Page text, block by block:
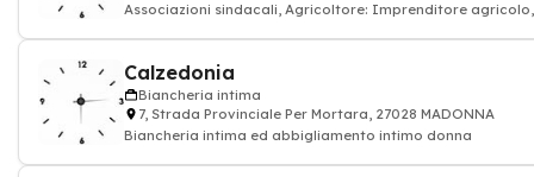
Associazioni sindacali, Agricoltore: Imprenditore agricolo,
Calzedonia
Biancheria intima
7, Strada Provinciale Per Mortara, 27028 MADONNA
Biancheria intima ed abbigliamento intimo donna